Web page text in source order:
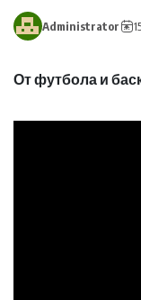
Administrator
От футбола и